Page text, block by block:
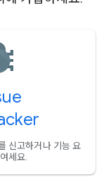
신고하거나 기능 요
세요.